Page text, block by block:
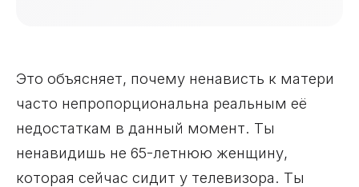
Это объясняет, почему ненависть к матери
часто непропорциональна реальным её
недостаткам в данный момент. Ты
ненавидишь не 65-летнюю женщину,
которая сейчас сидит у телевизора. Ты